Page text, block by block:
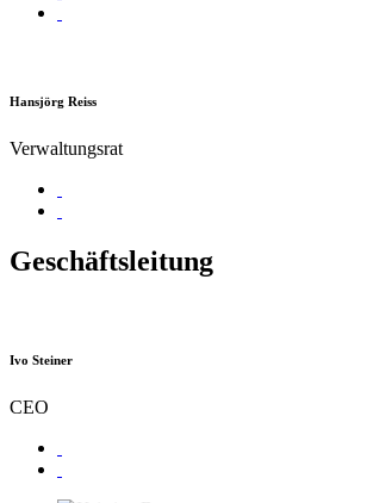
Hansjörg Reiss
Verwaltungsrat
Geschäftsleitung
Ivo Steiner
CEO